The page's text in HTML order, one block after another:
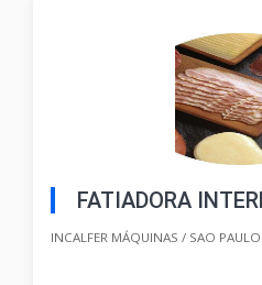
FATIADORA
INCALFER MÁQUINAS / SAO